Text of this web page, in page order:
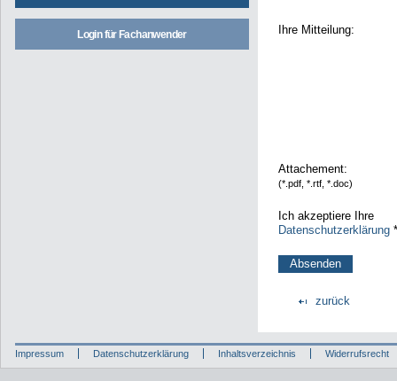
Login für Fachanwender Ihre Mitteilung:
Attachement:
(*.pdf, *.rtf, *.doc)
Ich akzeptiere Ihre
Datenschutzerklärung*
zurück
Impressum Datenschutzerklärung Inhaltsverzeichnis Widerrufsrecht